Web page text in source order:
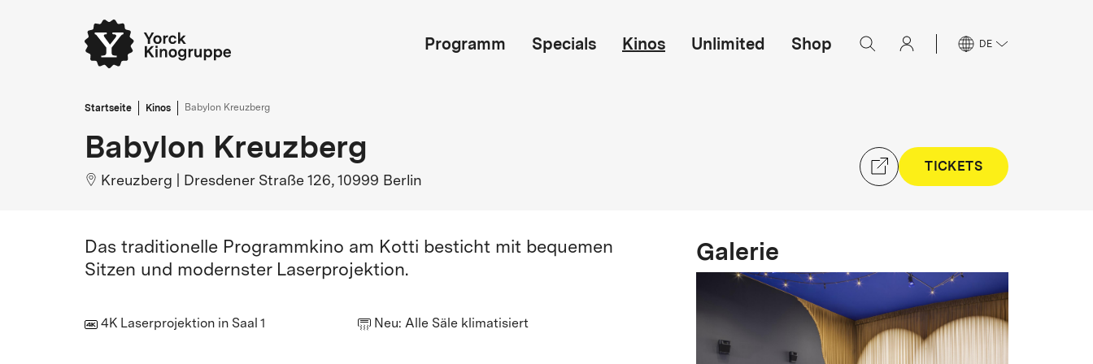
Programm Specials Kinos Unlimited Shop DE
Startseite Kinos Babylon Kreuzberg
Babylon Kreuzberg
Kreuzberg Dresdener Straße 126, 10999 Berlin
TICKETS
Das traditionelle Programmkino am Kotti besticht mit bequemen
Sitzen und modernster Laserprojektion.
4K Laserprojektion in Saal 1 Neu: Alle Säle klimatisiert
Galerie